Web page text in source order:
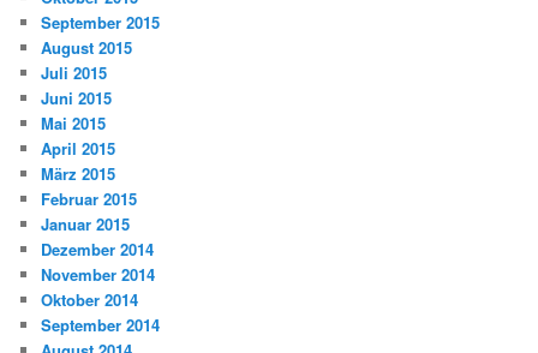
September 2015
August 2015
Juli 2015
Juni 2015
Mai 2015
April 2015
März 2015
Februar 2015
Januar 2015
Dezember 2014
November 2014
Oktober 2014
September 2014